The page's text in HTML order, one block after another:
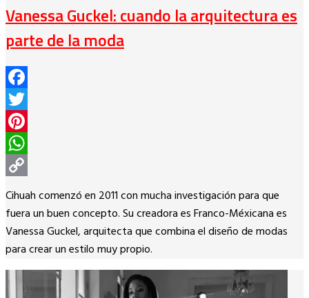
Vanessa Guckel: cuando la arquitectura es
parte de la moda
Facebook
Twitter
Pinterest
WhatsApp
Copy
Link
Cihuah comenzó en 2011 con mucha investigación para que
fuera un buen concepto. Su creadora es Franco-Méxicana es
Vanessa Guckel, arquitecta que combina el diseño de modas
para crear un estilo muy propio.